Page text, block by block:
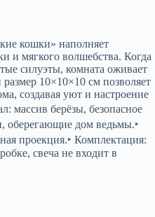
кошки» наполняет
и мягкого волшебства. Когда
силуэты, комната оживает
10×10×10 см позволяет
создавая уют и настроение
массив берёзы, безопасное
оберегающие дом ведьмы.‣
проекция.‣ Комплектация:
свеча не входит в